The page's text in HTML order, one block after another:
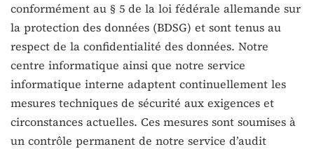
conformément au § 5 de la loi fédérale allemande sur
la protection des données (BDSG) et sont tenus au
respect de la confidentialité des données. Notre
centre informatique ainsi que notre service
informatique interne adaptent continuellement les
mesures techniques de sécurité aux exigences et
circonstances actuelles. Ces mesures sont soumises à
un contrôle permanent de notre service d’audit